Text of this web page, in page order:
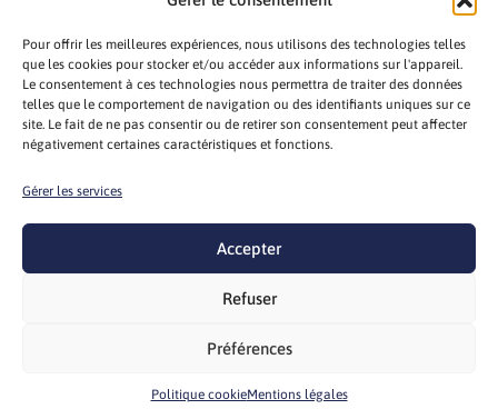
Pour offrir les meilleures expériences, nous utilisons des technologies telles
que les cookies pour stocker et/ou accéder aux informations sur l'appareil.
Le consentement à ces technologies nous permettra de traiter des données
telles que le comportement de navigation ou des identifiants uniques sur ce
site. Le fait de ne pas consentir ou de retirer son consentement peut affecter
négativement certaines caractéristiques et fonctions.
Gérer les services
Accepter
Refuser
Préférences
Politique cookieMentions légales
Annuaire
des adhérents
Formulaire
d'adhésion
Spécifications
techniques
Mentions légales
Gestion des cookies Politique cookie
CGV/CGU